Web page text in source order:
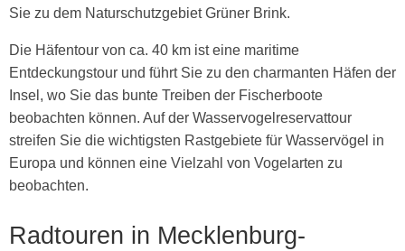
Sie zu dem Naturschutzgebiet Grüner Brink.
Die Häfentour von ca. 40 km ist eine maritime
Entdeckungstour und führt Sie zu den charmanten Häfen der
Insel, wo Sie das bunte Treiben der Fischerboote
beobachten können. Auf der Wasservogelreservattour
streifen Sie die wichtigsten Rastgebiete für Wasservögel in
Europa und können eine Vielzahl von Vogelarten zu
beobachten.
Radtouren in Mecklenburg-